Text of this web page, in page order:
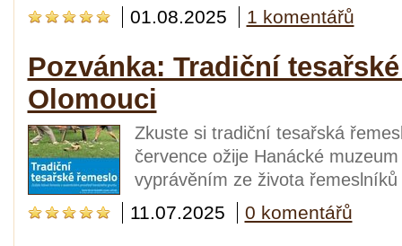
01.08.2025 1 komentářů
Pozvánka: Tradiční
Olomouci
Zkuste si tradiční tesařská
července ožije Hanácké
vyprávěním ze života
11.07.2025 0 komentářů